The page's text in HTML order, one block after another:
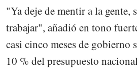
"Ya deje de mentir a la gente,
trabajar", añadió en tono
casi cinco meses de gobierno
10 % del presupuesto